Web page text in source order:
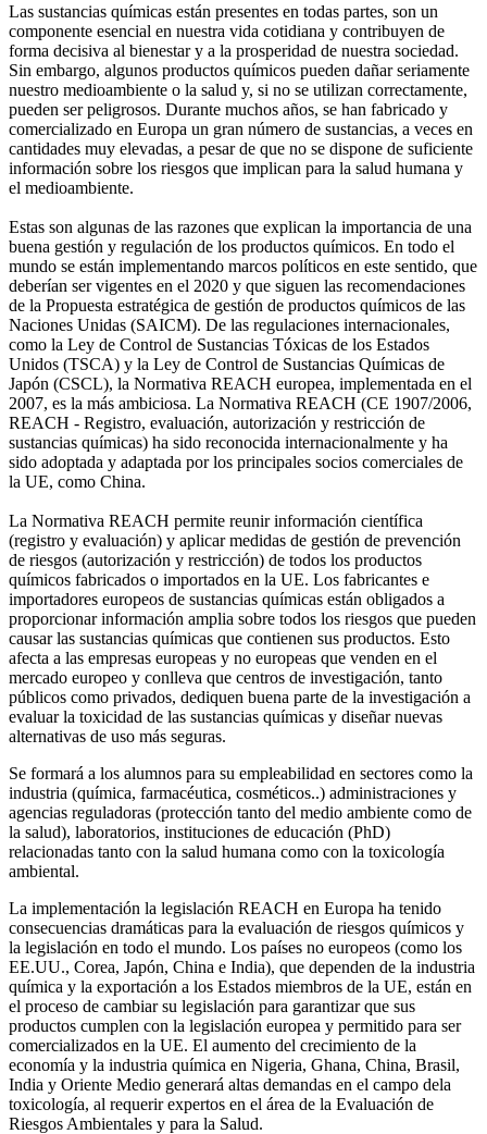
Las sustancias químicas están presentes en todas partes, son un
componente esencial en nuestra vida cotidiana y contribuyen de
forma decisiva al bienestar y a la prosperidad de nuestra sociedad.
Sin embargo, algunos productos químicos pueden dañar seriamente
nuestro medioambiente o la salud y, si no se utilizan correctamente,
pueden ser peligrosos. Durante muchos años, se han fabricado y
comercializado en Europa un gran número de sustancias, a veces en
cantidades muy elevadas, a pesar de que no se dispone de suficiente
información sobre los riesgos que implican para la salud humana y
el medioambiente.
Estas son algunas de las razones que explican la importancia de una
buena gestión y regulación de los productos químicos. En todo el
mundo se están implementando marcos políticos en este sentido, que
deberían ser vigentes en el 2020 y que siguen las recomendaciones
de la Propuesta estratégica de gestión de productos químicos de las
Naciones Unidas (SAICM). De las regulaciones internacionales,
como la Ley de Control de Sustancias Tóxicas de los Estados
Unidos (TSCA) y la Ley de Control de Sustancias Químicas de
Japón (CSCL), la Normativa REACH europea, implementada en el
2007, es la más ambiciosa. La Normativa REACH (CE 1907/2006,
REACH - Registro, evaluación, autorización y restricción de
sustancias químicas) ha sido reconocida internacionalmente y ha
sido adoptada y adaptada por los principales socios comerciales de
la UE, como China.
La Normativa REACH permite reunir información científica
(registro y evaluación) y aplicar medidas de gestión de prevención
de riesgos (autorización y restricción) de todos los productos
químicos fabricados o importados en la UE. Los fabricantes e
importadores europeos de sustancias químicas están obligados a
proporcionar información amplia sobre todos los riesgos que pueden
causar las sustancias químicas que contienen sus productos. Esto
afecta a las empresas europeas y no europeas que venden en el
mercado europeo y conlleva que centros de investigación, tanto
públicos como privados, dediquen buena parte de la investigación a
evaluar la toxicidad de las sustancias químicas y diseñar nuevas
alternativas de uso más seguras.
Se formará a los alumnos para su empleabilidad en sectores como la
industria (química, farmacéutica, cosméticos..) administraciones y
agencias reguladoras (protección tanto del medio ambiente como de
la salud), laboratorios, instituciones de educación (PhD)
relacionadas tanto con la salud humana como con la toxicología
ambiental.
La implementación la legislación REACH en Europa ha tenido
consecuencias dramáticas para la evaluación de riesgos químicos y
la legislación en todo el mundo. Los países no europeos (como los
EE.UU., Corea, Japón, China e India), que dependen de la industria
química y la exportación a los Estados miembros de la UE, están en
el proceso de cambiar su legislación para garantizar que sus
productos cumplen con la legislación europea y permitido para ser
comercializados en la UE. El aumento del crecimiento de la
economía y la industria química en Nigeria, Ghana, China, Brasil,
India y Oriente Medio generará altas demandas en el campo dela
toxicología, al requerir expertos en el área de la Evaluación de
Riesgos Ambientales y para la Salud.